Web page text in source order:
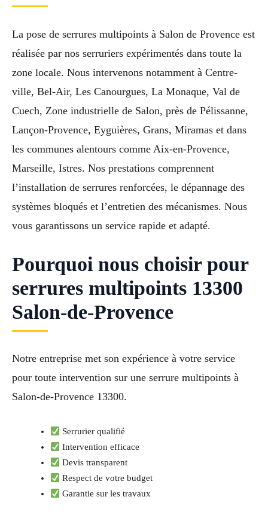
La pose de serrures multipoints à Salon de Provence est
réalisée par nos serruriers expérimentés dans toute la
zone locale. Nous intervenons notamment à Centre-
ville, Bel-Air, Les Canourgues, La Monaque, Val de
Cuech, Zone industrielle de Salon, près de Pélissanne,
Lançon-Provence, Eyguières, Grans, Miramas et dans
les communes alentours comme Aix-en-Provence,
Marseille, Istres. Nos prestations comprennent
l’installation de serrures renforcées, le dépannage des
systèmes bloqués et l’entretien des mécanismes. Nous
vous garantissons un service rapide et adapté.
Pourquoi nous choisir pour
serrures multipoints 13300
Salon-de-Provence
Notre entreprise met son expérience à votre service
pour toute intervention sur une serrure multipoints à
Salon-de-Provence 13300.
Serrurier qualifié
Intervention efficace
Devis transparent
Respect de votre budget
Garantie sur les travaux